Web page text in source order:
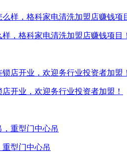
，格科家电清洗加盟店赚钱项目
开业，欢迎务行业投资者加盟！
型门中心吊